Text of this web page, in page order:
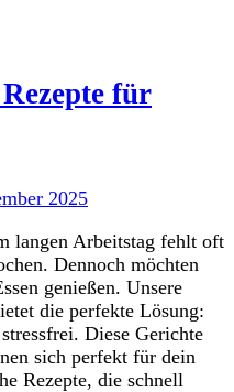
für
2025
langen Arbeitstag fehlt oft
Dennoch möchten
genießen. Unsere
die perfekte Lösung:
Diese Gerichte
sich perfekt für dein
Rezepte, die schnell